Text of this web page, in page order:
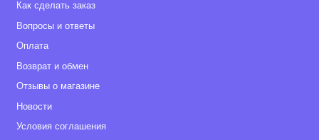
Как сделать заказ
Вопросы и ответы
Оплата
Возврат и обмен
Отзывы о магазине
Новости
Условия соглашения